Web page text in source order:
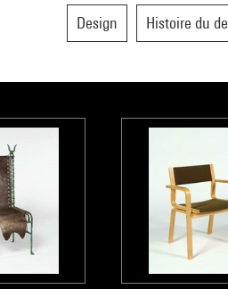
Design Histoire du